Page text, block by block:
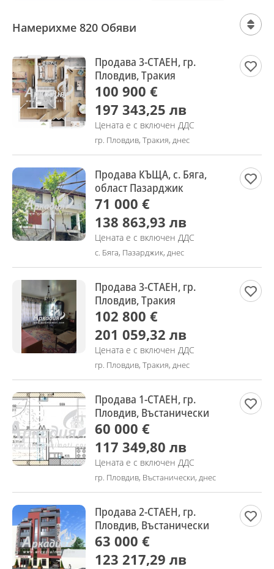
Намерихме 820 Обяви
Продава 3-СТАЕН, гр.
Пловдив, Тракия
100 900 €
197 343,25 лв
Цената е с включен ДДС
гр. Пловдив, Тракия, днес
Продава КЪЩА, с. Бяга,
област Пазарджик
71 000 €
138 863,93 лв
Цената е с включен ДДС
с. Бяга, Пазарджик, днес
Продава 3-СТАЕН, гр.
Пловдив, Тракия
102 800 €
201 059,32 лв
Цената е с включен ДДС
гр. Пловдив, Тракия, днес
Продава 1-СТАЕН, гр.
Пловдив, Въстанически
60 000 €
117 349,80 лв
Цената е с включен ДДС
гр. Пловдив, Въстанически, днес
Продава 2-СТАЕН, гр.
Пловдив, Въстанически
63 000 €
123 217,29 лв